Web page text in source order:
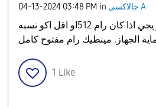
‎04-13-2024 03:48 PM in جالاكسى A
اخي الحبيب اي جهاز يجي اذا كان رام 512او اقل اكو نسبه
1 Like